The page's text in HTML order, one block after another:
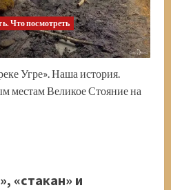
Что посмотреть
Угре». Наша история.
местам Великое Стояние на
«стакан» и